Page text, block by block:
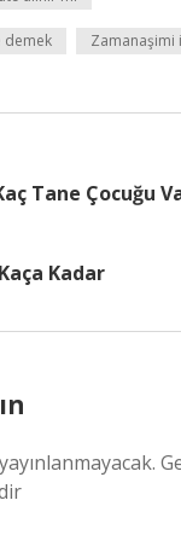
demek Zamanaşimi
Tane Çocuğu
Kadar